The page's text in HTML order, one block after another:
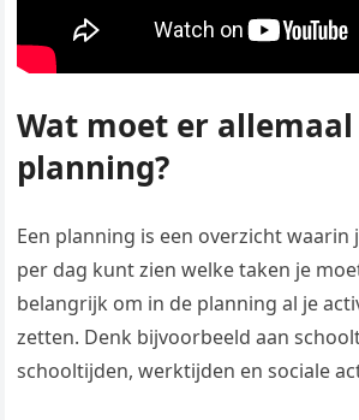
Wat moet er
planning?
Een planning is een overzicht waarin
per dag kunt zien welke taken je
belangrijk om in de planning al je
zetten. Denk bijvoorbeeld aan
schooltijden, werktijden en sociale